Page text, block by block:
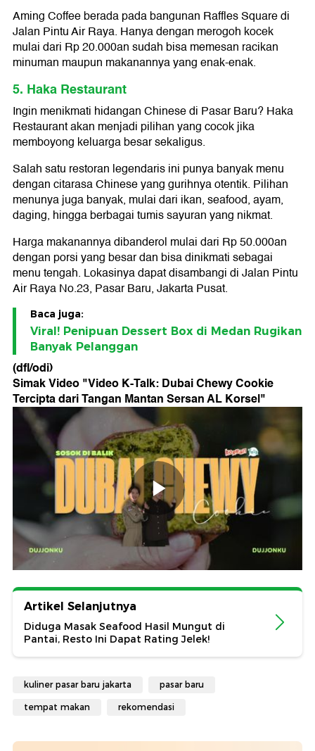
Aming Coffee berada pada bangunan Raffles Square di
Jalan Pintu Air Raya. Hanya dengan merogoh kocek
mulai dari Rp 20.000an sudah bisa memesan racikan
minuman maupun makanannya yang enak-enak.
5. Haka Restaurant
Ingin menikmati hidangan Chinese di Pasar Baru? Haka
Restaurant akan menjadi pilihan yang cocok jika
memboyong keluarga besar sekaligus.
Salah satu restoran legendaris ini punya banyak menu
dengan citarasa Chinese yang gurihnya otentik. Pilihan
menunya juga banyak, mulai dari ikan, seafood, ayam,
daging, hingga berbagai tumis sayuran yang nikmat.
Harga makanannya dibanderol mulai dari Rp 50.000an
dengan porsi yang besar dan bisa dinikmati sebagai
menu tengah. Lokasinya dapat disambangi di Jalan Pintu
Air Raya No.23, Pasar Baru, Jakarta Pusat.
Baca juga:
Viral! Penipuan Dessert Box di Medan Rugikan
Banyak Pelanggan
(dfl/odi)
Simak Video "Video K-Talk: Dubai Chewy Cookie
Tercipta dari Tangan Mantan Sersan AL Korsel"
Artikel Selanjutnya
Diduga Masak Seafood Hasil Mungut di
Pantai, Resto Ini Dapat Rating Jelek!
kuliner pasar baru jakarta pasar baru
tempat makan rekomendasi